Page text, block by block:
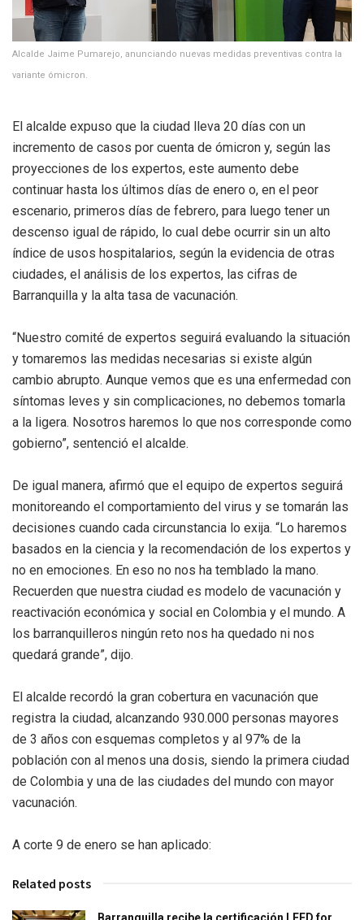
Alcalde Jaime Pumarejo, anunciando nuevas medidas preventivas contra la
variante ómicron.
El alcalde expuso que la ciudad lleva 20 días con un
incremento de casos por cuenta de ómicron y, según las
proyecciones de los expertos, este aumento debe
continuar hasta los últimos días de enero o, en el peor
escenario, primeros días de febrero, para luego tener un
descenso igual de rápido, lo cual debe ocurrir sin un alto
índice de usos hospitalarios, según la evidencia de otras
ciudades, el análisis de los expertos, las cifras de
Barranquilla y la alta tasa de vacunación.
“Nuestro comité de expertos seguirá evaluando la situación
y tomaremos las medidas necesarias si existe algún
cambio abrupto. Aunque vemos que es una enfermedad con
síntomas leves y sin complicaciones, no debemos tomarla
a la ligera. Nosotros haremos lo que nos corresponde como
gobierno”, sentenció el alcalde.
De igual manera, afirmó que el equipo de expertos seguirá
monitoreando el comportamiento del virus y se tomarán las
decisiones cuando cada circunstancia lo exija. “Lo haremos
basados en la ciencia y la recomendación de los expertos y
no en emociones. En eso no nos ha temblado la mano.
Recuerden que nuestra ciudad es modelo de vacunación y
reactivación económica y social en Colombia y el mundo. A
los barranquilleros ningún reto nos ha quedado ni nos
quedará grande”, dijo.
El alcalde recordó la gran cobertura en vacunación que
registra la ciudad, alcanzando 930.000 personas mayores
de 3 años con esquemas completos y al 97% de la
población con al menos una dosis, siendo la primera ciudad
de Colombia y una de las ciudades del mundo con mayor
vacunación.
A corte 9 de enero se han aplicado:
Related posts